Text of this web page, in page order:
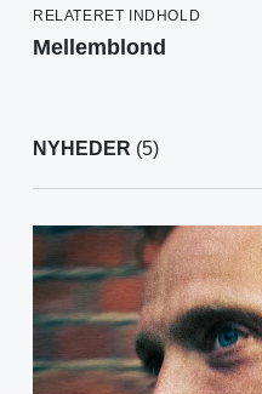
RELATERET INDHOLD
Mellemblond
NYHEDER (5)